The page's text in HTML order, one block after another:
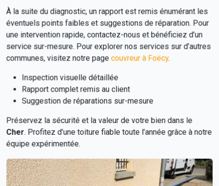
À la suite du diagnostic, un rapport est remis énumérant les
éventuels points faibles et suggestions de réparation. Pour
une intervention rapide, contactez-nous et bénéficiez d’un
service sur-mesure. Pour explorer nos services sur d’autres
communes, visitez notre page couvreur à Foëcy.
Inspection visuelle détaillée
Rapport complet remis au client
Suggestion de réparations sur-mesure
Préservez la sécurité et la valeur de votre bien dans le
Cher. Profitez d’une toiture fiable toute l’année grâce à notre
équipe expérimentée.